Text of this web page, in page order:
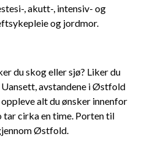
, akutt-, intensiv- og
og jordmor.
du skog eller sjø? Liker du
avstandene i Østfold
alt du ønsker innenfor
tar cirka en time. Porten til
Østfold.